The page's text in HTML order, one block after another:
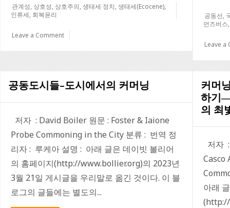
아
니
우
세
어
서
고
있
다
관계성,상호성,상호주의,생태세 정치,생태세(Ecocene),
인류세, 회복윤리
Leave a Comment
공동선,
먼즈버스
Leave a
공동도시들–도시에서의 커머닝
저자 : David Boiler 원문 : Foster & Iaione
Probe Commoning in the City 분류 : 번역 정
리자 : 루케아 설명 : 아래 글은 데이빗 볼리어
의 홈페이지(http://www.bollier.org)의 2023년
3월 21일 게시글을 우리말로 옮긴 것이다. 이 블
로그의 글들에는 별도의...
커머
하기
의 최
저자
아래
(http://